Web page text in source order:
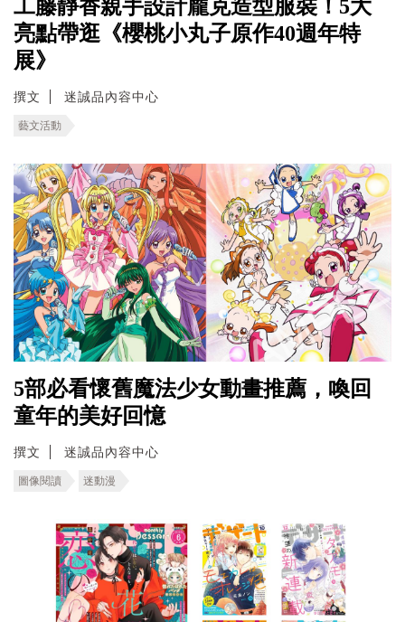
工藤靜香親手設計龐克造型服裝！5大
亮點帶逛《櫻桃小丸子原作40週年特
展》
撰文 迷誠品內容中心
藝文活動
5部必看懷舊魔法少女動畫推薦，喚回
童年的美好回憶
撰文 迷誠品內容中心
圖像閱讀 迷動漫